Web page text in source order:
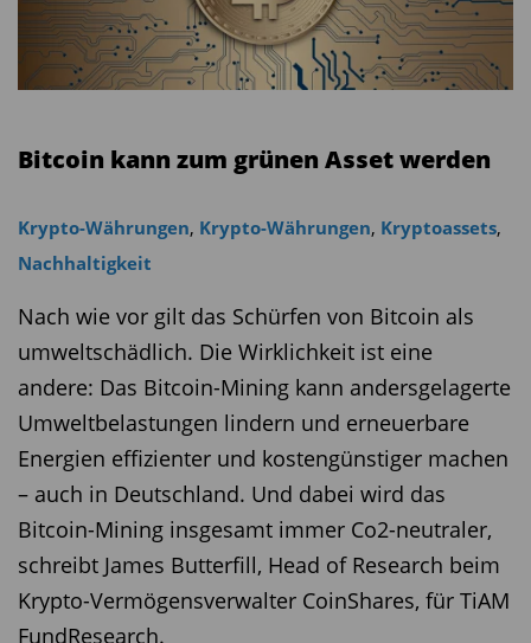
Bitcoin kann zum grünen Asset werden
Krypto-Währungen, Krypto-Währungen, Kryptoassets,
Nachhaltigkeit
Nach wie vor gilt das Schürfen von Bitcoin als
umweltschädlich. Die Wirklichkeit ist eine
andere: Das Bitcoin-Mining kann andersgelagerte
Umweltbelastungen lindern und erneuerbare
Energien effizienter und kostengünstiger machen
– auch in Deutschland. Und dabei wird das
Bitcoin-Mining insgesamt immer Co2-neutraler,
schreibt James Butterfill, Head of Research beim
Krypto-Vermögensverwalter CoinShares, für TiAM
FundResearch.